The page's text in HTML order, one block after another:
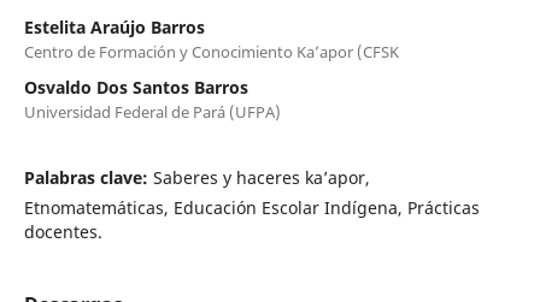
Estelita Araújo Barros
Centro de Formación y Conocimiento Ka’apor (CFSK
Osvaldo Dos Santos Barros
Universidad Federal de Pará (UFPA)
Palabras clave: Saberes y haceres ka’apor,
Etnomatemáticas, Educación Escolar Indígena, Prácticas
docentes.